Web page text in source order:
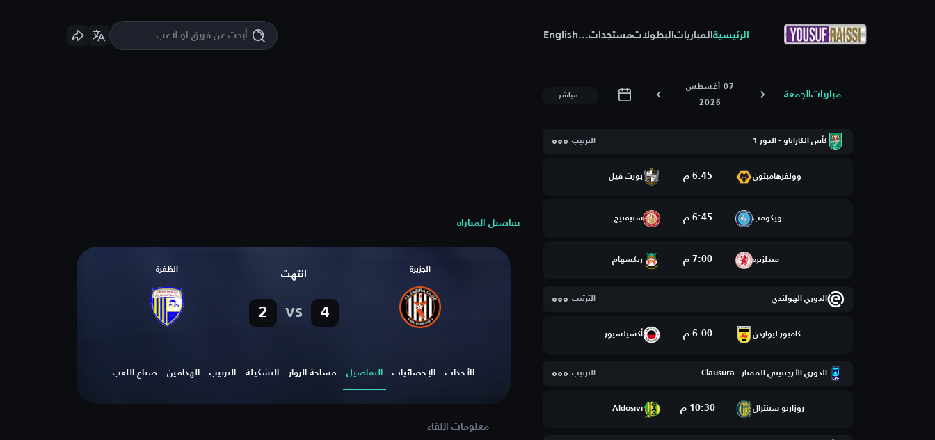
الرئيسيةالمبارياتالبطولاتمستجدات...
English
مبارياتالجمعة
07 أغسطس
2026
مباشر
كأس الكاراباو - الدور 1 الترتيب
وولفرهامبتون 6:45 م بورت فيل
ويكومب 6:45 م ستيفنيج
ميدلزبره 7:00 م ريكسهام
الدوري الهولندي الترتيب
كامبور ليواردن 6:00 م أكسيلسيور
الدوري الأرجنتيني الممتاز - Clausura الترتيب
روزاريو سينترال 10:30 م Aldosivi
تفاصيل المباراة
الجزيرة انتهت
4
vs
2
الظفرة
الأحداث الإحصائيات التفاصيل مساحة الزوار التشكيلة الترتيب الهدافين صناع اللعب